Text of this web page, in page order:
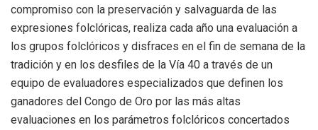
compromiso con la preservación y salvaguarda de las
expresiones folclóricas, realiza cada año una evaluación a
los grupos folclóricos y disfraces en el fin de semana de la
tradición y en los desfiles de la Vía 40 a través de un
equipo de evaluadores especializados que definen los
ganadores del Congo de Oro por las más altas
evaluaciones en los parámetros folclóricos concertados